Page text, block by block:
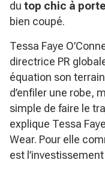
du top chic à
bien coupé.
Tessa Faye
directrice PR
équation son
d’enfiler une robe,
simple de faire le
explique Tessa
Wear. Pour elle
est